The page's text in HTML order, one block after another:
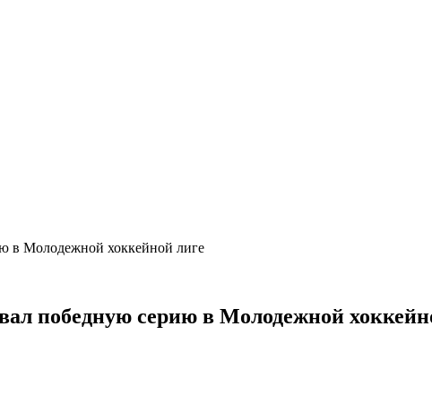
в Молодежной хоккейной лиге
победную серию в Молодежной